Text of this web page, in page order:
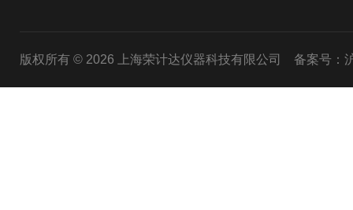
版权所有 © 2026 上海荣计达仪器科技有限公司 备案号：